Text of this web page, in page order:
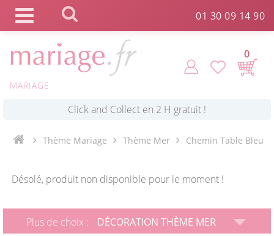
01 30 09 14 90
MARIAGE
0
Click and Collect en 2 H gratuit !
Livraison point relais gratuit dès 89 € !
Payez votre commande en 4X sans frais
Thème Mariage Thème Mer Chemin Table Bleu
Désolé, produit non disponible pour le moment !
Plus de choix : DÉCORATION THÈME MER
Panneau de gestion des cookies